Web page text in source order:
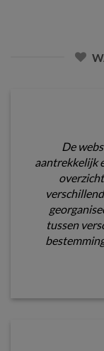
De
aantrekkelijk
tussen